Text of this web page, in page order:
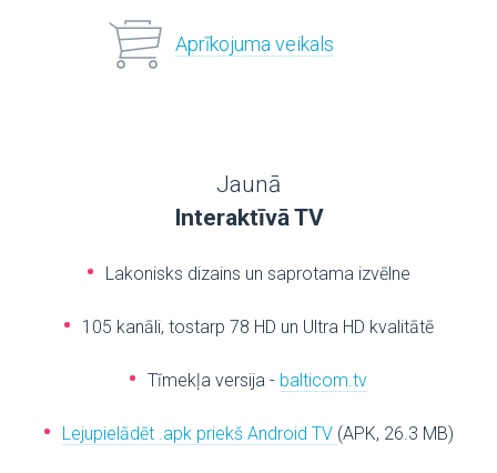
Aprīkojuma veikals
Jaunā
Interaktīvā TV
Lakonisks dizains un saprotama izvēlne
105 kanāli, tostarp 78 HD un Ultra HD kvalitātē
Tīmekļa versija - balticom.tv
Lejupielādēt .apk priekš Android TV (APK, 26.3 MB)